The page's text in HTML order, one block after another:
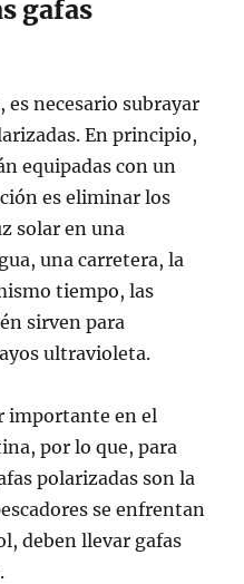
gafas
es necesario subrayar
En principio,
equipadas con un
es eliminar los
solar en una
una carretera, la
tiempo, las
sirven para
ultravioleta.
importante en el
por lo que, para
polarizadas son la
se enfrentan
deben llevar gafas